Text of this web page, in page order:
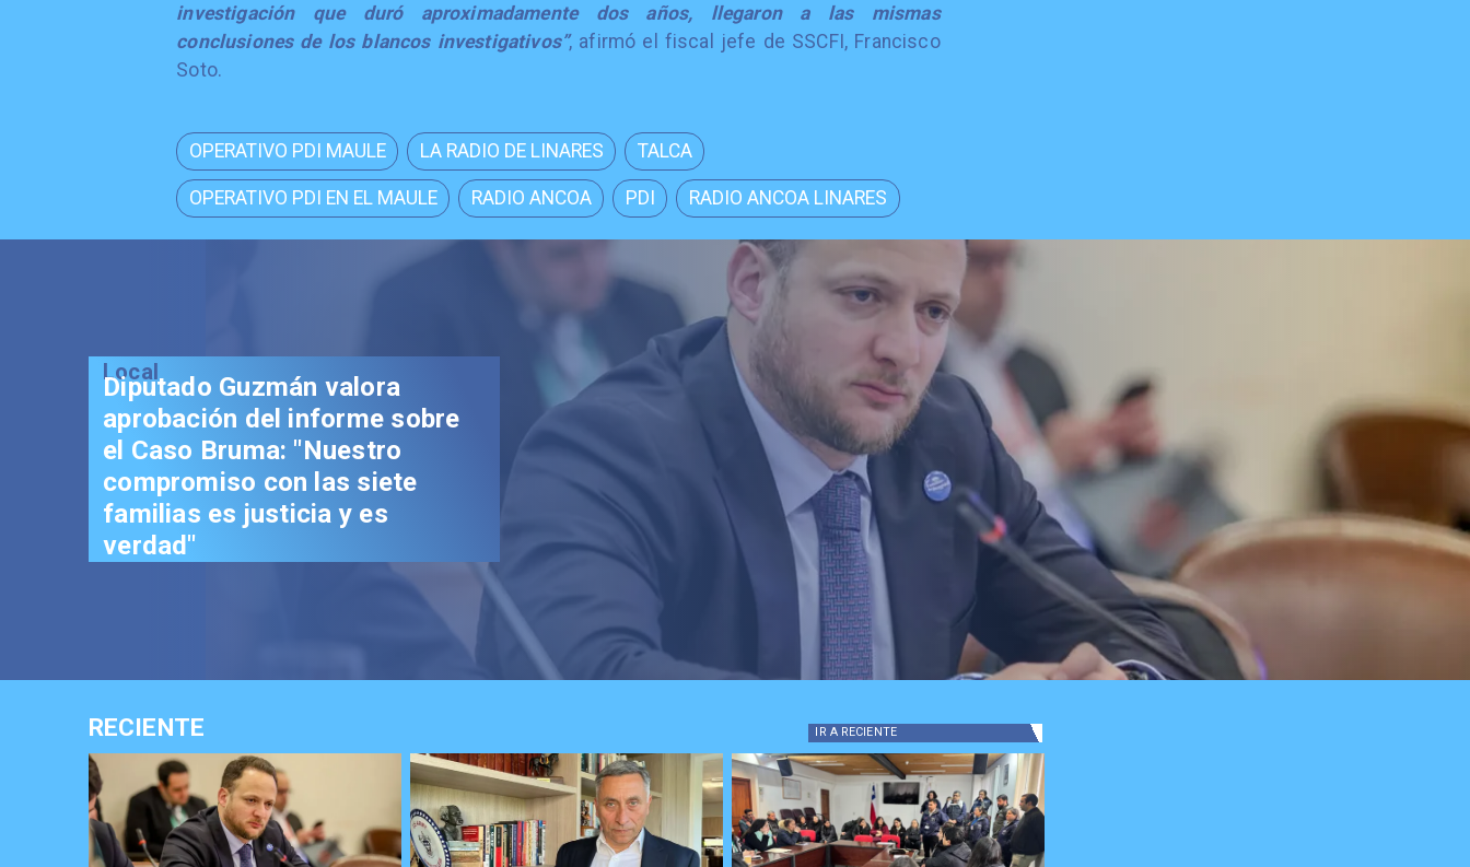
investigación que duró aproximadamente dos años, llegaron a las mismas
conclusiones de los blancos investigativos”, afirmó el fiscal jefe de SSCFI, Francisco
Soto.
OPERATIVO PDI MAULE LA RADIO DE LINARES TALCA
OPERATIVO PDI EN EL MAULE RADIO ANCOA PDI RADIO ANCOA LINARES
Local
Senador Vial celebra
aprobación del proyecto de
Reconstrucción: "Es un hito
trascendental en beneficio de
los chilenos"
RECIENTE IR A RECIENTE